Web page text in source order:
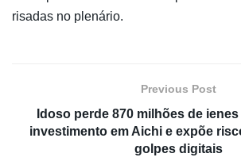
risadas no plenário.
Previous Post
Idoso perde 870 milhões de
investimento em Aichi e expõe
golpes digitais